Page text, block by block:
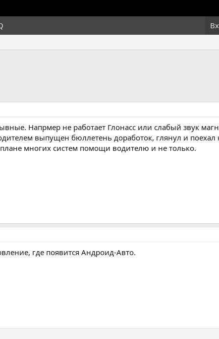
Напрмер не работает Глонасс или слабый звук
выпущен бюллетень доработок, глянул и
многих систем помощи водителю и не только.
где появится Андроид-Авто.